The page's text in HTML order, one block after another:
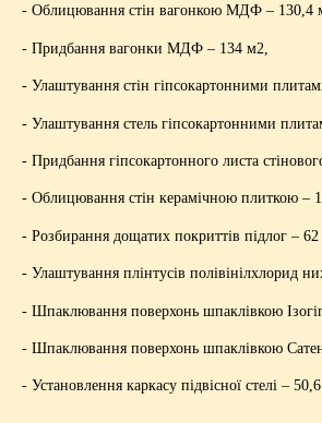
- Облицювання стін вагонкою МДФ – 130,4
- Придбання вагонки МДФ – 134 м2,
- Улаштування стін гіпсокартонними
- Улаштування стель гіпсокартонними
- Придбання гіпсокартонного листа
- Облицювання стін керамічною плиткою –
- Розбирання дощатих покриттів підлог –
- Улаштування плінтусів полівінілхлорид
- Шпаклювання поверхонь шпаклівкою
- Шпаклювання поверхонь шпаклівкою
- Установлення каркасу підвісної стелі –